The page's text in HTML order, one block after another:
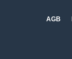
AGB